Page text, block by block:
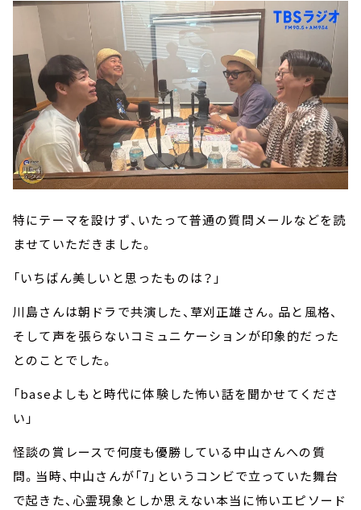
特にテーマを設けず、いたって普通の質問メールなどを読
ませていただきました。
「いちばん美しいと思ったものは？」
川島さんは朝ドラで共演した、草刈正雄さん。品と風格、
そして声を張らないコミュニケーションが印象的だった
とのことでした。
「baseよしもと時代に体験した怖い話を聞かせてくださ
い」
怪談の賞レースで何度も優勝している中山さんへの質
問。当時、中山さんが「7」というコンビで立っていた舞台
で起きた、心霊現象としか思えない本当に怖いエピソード